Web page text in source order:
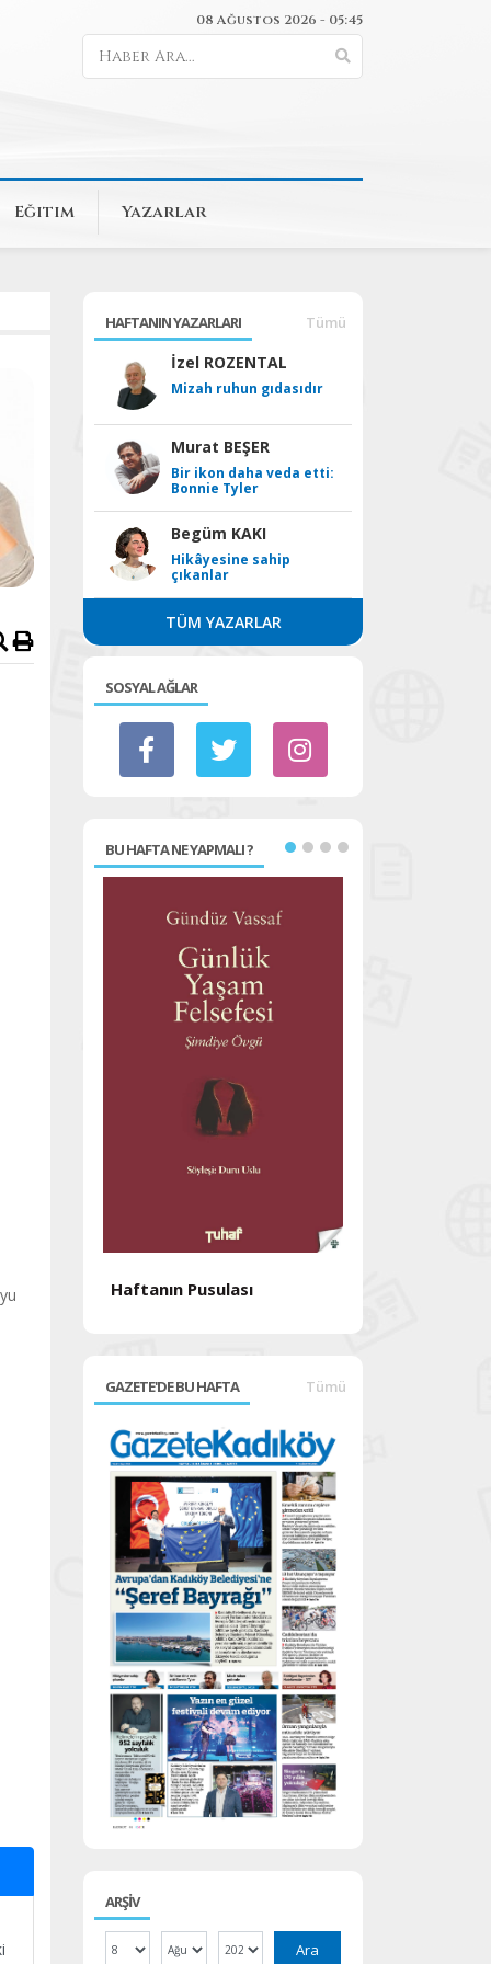
08 Ağustos 2026 - 05:45
Eğitim Yazarlar
HAFTANIN YAZARLARI Tümü
İzel ROZENTAL
Mizah ruhun gıdasıdır
Murat BEŞER
Bir ikon daha veda etti:
Bonnie Tyler
Begüm KAKI
Hikâyesine sahip
çıkanlar
TÜM YAZARLAR
SOSYAL AĞLAR
BU HAFTA NE YAPMALI ?
Haftanın Pusulası
GAZETE'DE BU HAFTA Tümü
ARŞİV
Ara